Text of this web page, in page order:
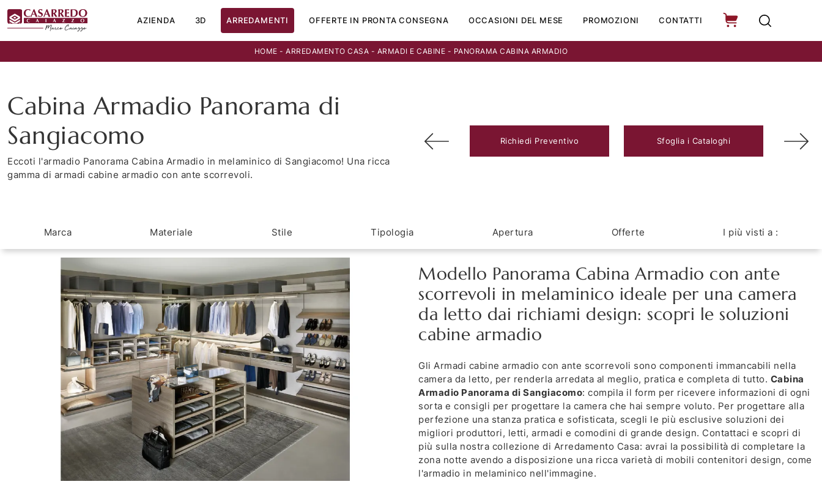
AZIENDA 3D ARREDAMENTI OFFERTE IN PRONTA CONSEGNA OCCASIONI DEL MESE PROMOZIONI CONTATTI
HOME -ARREDAMENTO CASA - ARMADI E CABINE - PANORAMA CABINA ARMADIO
Cabina Armadio Panorama di
Sangiacomo
Eccoti l'armadio Panorama Cabina Armadio in melaminico di Sangiacomo! Una ricca
gamma di armadi cabine armadio con ante scorrevoli.
Richiedi Preventivo Sfoglia i Cataloghi
Marca Materiale Stile Tipologia Apertura Offerte I più visti a :
Modello Panorama Cabina Armadio con ante
scorrevoli in melaminico ideale per una camera
da letto dai richiami design: scopri le soluzioni
cabine armadio
Gli Armadi cabine armadio con ante scorrevoli sono componenti immancabili nella
camera da letto, per renderla arredata al meglio, pratica e completa di tutto. Cabina
Armadio Panorama di Sangiacomo: compila il form per ricevere informazioni di ogni
sorta e consigli per progettare la camera che hai sempre voluto. Per progettare alla
perfezione una stanza pratica e sofisticata, scegli le più esclusive soluzioni dei
migliori produttori, letti, armadi e comodini di grande design. Contattaci e scopri di
più sulla nostra collezione di Arredamento Casa: avrai la possibilità di completare la
zona notte avendo a disposizione una ricca varietà di mobili contenitori design, come
l'armadio in melaminico nell'immagine.